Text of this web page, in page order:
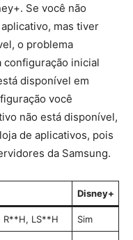
Se você não
mas tiver
o problema
configuração inicial
disponível em
você
não está disponível,
de aplicativos, pois
da Samsung.
Disney+
LS**H Sim